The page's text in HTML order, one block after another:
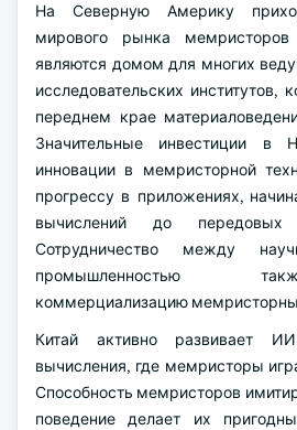
На Северную Америку
мирового рынка
являются домом для многих
исследовательских институтов,
переднем крае
Значительные инвестиции в
инновации в мемристорной
прогрессу в приложениях,
вычислений до
Сотрудничество между
промышленностью
коммерциализацию
Китай активно развивает
вычисления, где мемристоры
Способность мемристоров
поведение делает их